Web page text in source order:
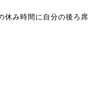
休み時間に自分の後ろ